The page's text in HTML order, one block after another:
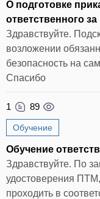
О подготовке
ответственного
Здравствуйте.
возложении
безопасность на
Спасибо
1 89
Обучение
Обучение
Здравствуйте. По
удостоверения
проходить в